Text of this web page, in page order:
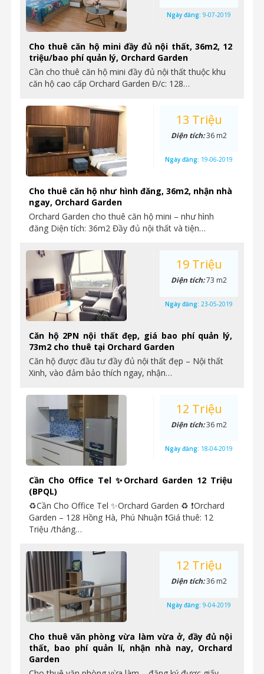
Cho thuê căn hộ mini đầy đủ nội thất, 36m2, 12
triệu/bao phí quản lý, Orchard Garden
Cần cho thuê căn hộ mini đầy đủ nội thất thuộc khu
căn hộ cao cấp Orchard Garden Đ/c: 128…
Ngày đăng: 9-07-2019
Cho thuê căn hộ như hình đăng, 36m2, nhận nhà
ngay, Orchard Garden
Orchard Garden cho thuê căn hộ mini – như hình
đăng Diện tích: 36m2 Đầy đủ nội thất và tiện…
13 Triệu
Diện tích:36 m2
Ngày đăng: 19-06-2019
Căn hộ 2PN nội thất đẹp, giá bao phí quản lý,
73m2 cho thuê tại Orchard Garden
Căn hộ được đầu tư đầy đủ nội thất đẹp – Nội thất
Xinh, vào đảm bảo thích ngay, nhận…
19 Triệu
Diện tích:73 m2
Ngày đăng: 23-05-2019
Cần Cho Office Tel ✨Orchard Garden 12 Triệu
(BPQL)
♻Cần Cho Office Tel ✨Orchard Garden ♻ ❗Orchard
Garden – 128 Hồng Hà, Phú Nhuận ❗Giá thuê: 12
Triệu /tháng…
12 Triệu
Diện tích:36 m2
Ngày đăng: 18-04-2019
Cho thuê văn phòng vừa làm vừa ở, đầy đủ nội
thất, bao phí quản lí, nhận nhà nay, Orchard
Garden
12 Triệu
Diện tích:36 m2
Ngày đăng: 9-04-2019